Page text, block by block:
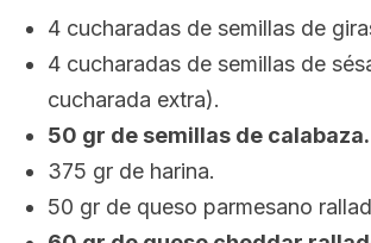
4 cucharadas de semillas de
4 cucharadas de semillas de
cucharada extra).
50 gr de semillas de calabaza.
375 gr de harina.
50 gr de queso parmesano